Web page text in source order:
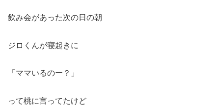
飲み会があった次の日の朝
ジロくんが寝起きに
「ママいるのー？」
って桃に言ってたけど